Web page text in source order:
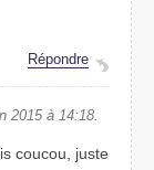
Répondre
2015 à 14:18.
coucou, juste